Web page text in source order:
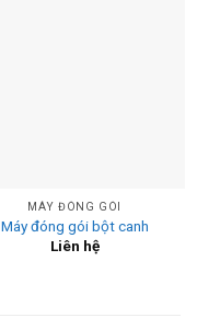
MÁY ĐÓNG GÓI
Máy đóng gói bột canh
Liên hệ